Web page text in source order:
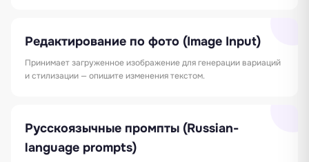
Редактирование по фото (Image Input)
Принимает загруженное изображение для генерации вариаций
и стилизации — опишите изменения текстом.
Русскоязычные промпты (Russian-
language prompts)